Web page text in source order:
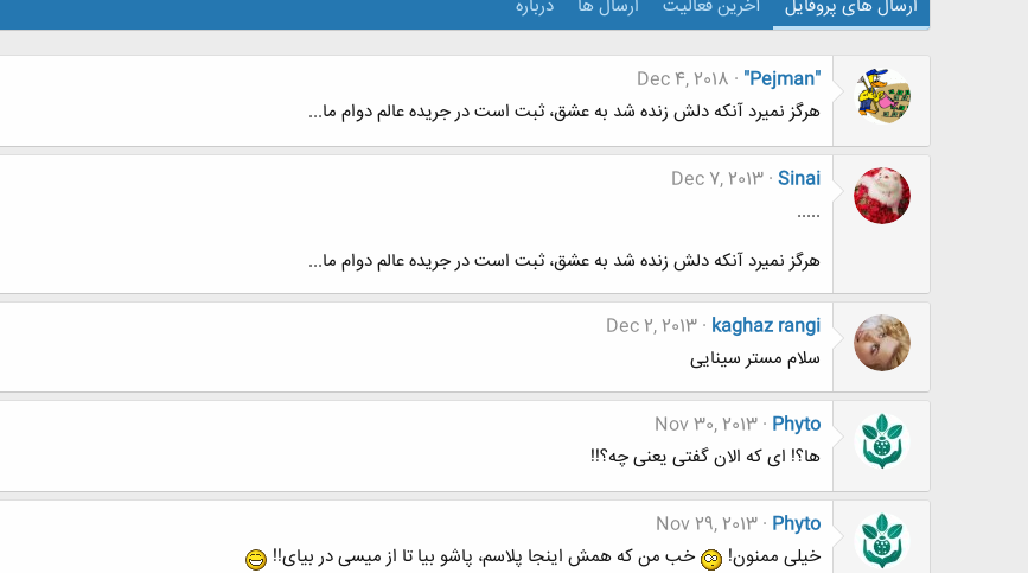
ارسال های پروفایل آخرین فعالیت ارسال ها درباره
"Pejman"
Dec 4, 2018
هرگز نمیرد آنکه دلش زنده شد به عشق، ثبت است در جریده عالم دوام ما...
Sinai
Dec 7, 2013
.....
هرگز نمیرد آنکه دلش زنده شد به عشق، ثبت است در جریده عالم دوام ما...
kaghaz rangi
Dec 2, 2013
سلام مستر سینایی
Phyto
Nov 30, 2013
ها؟! ای که الان گفتی یعنی چه؟!!
Phyto
Nov 29, 2013
خیلی ممنون!
خب من که همش اینجا پلاسم، پاشو بیا تا از میسی در بیای!!